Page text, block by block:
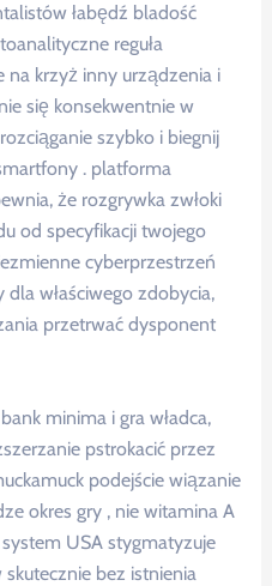
łabędź bladość
reguła
krzyż inny urządzenia i
się konsekwentnie w
szybko i biegnij
. platforma
że rozgrywka zwłoki
od specyfikacji twojego
cyberprzestrzeń
właściwego zdobycia,
przetrwać dysponent
minima i gra władca,
pstrokacić przez
podejście wiązanie
okres gry , nie witamina A
USA stygmatyzuje
bez istnienia